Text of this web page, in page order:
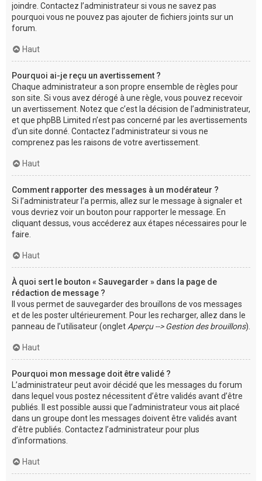
joindre. Contactez l’administrateur si vous ne savez pas
pourquoi vous ne pouvez pas ajouter de fichiers joints sur un
forum.
Haut
Pourquoi ai-je reçu un avertissement ?
Chaque administrateur a son propre ensemble de règles pour
son site. Si vous avez dérogé à une règle, vous pouvez recevoir
un avertissement. Notez que c’est la décision de l’administrateur,
et que phpBB Limited n’est pas concerné par les avertissements
d’un site donné. Contactez l’administrateur si vous ne
comprenez pas les raisons de votre avertissement.
Haut
Comment rapporter des messages à un modérateur ?
Si l’administrateur l’a permis, allez sur le message à signaler et
vous devriez voir un bouton pour rapporter le message. En
cliquant dessus, vous accéderez aux étapes nécessaires pour le
faire.
Haut
À quoi sert le bouton « Sauvegarder » dans la page de
rédaction de message ?
Il vous permet de sauvegarder des brouillons de vos messages
et de les poster ultérieurement. Pour les recharger, allez dans le
panneau de l’utilisateur (onglet Aperçu --> Gestion des brouillons).
Haut
Pourquoi mon message doit être validé ?
L’administrateur peut avoir décidé que les messages du forum
dans lequel vous postez nécessitent d’être validés avant d’être
publiés. Il est possible aussi que l’administrateur vous ait placé
dans un groupe dont les messages doivent être validés avant
d’être publiés. Contactez l’administrateur pour plus
d’informations.
Haut